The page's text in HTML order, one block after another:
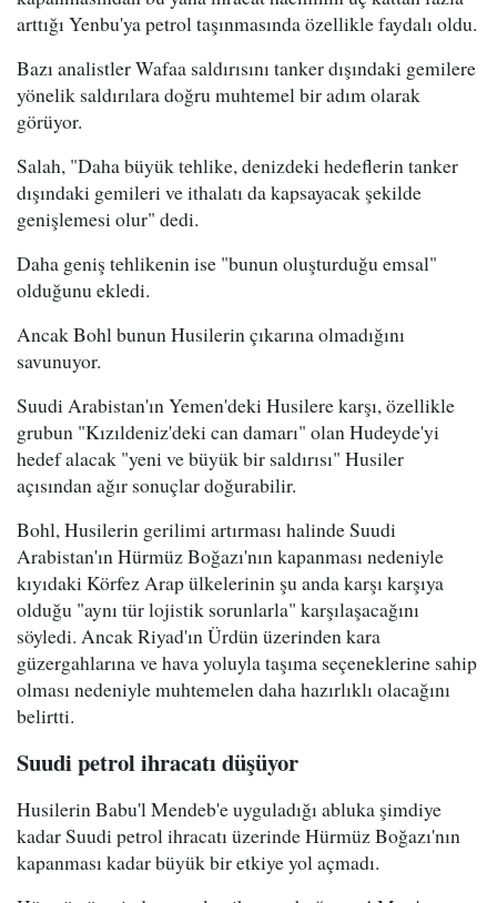
arttığı Yenbu'ya petrol taşınmasında özellikle faydalı oldu.
Bazı analistler Wafaa saldırısını tanker dışındaki gemilere
yönelik saldırılara doğru muhtemel bir adım olarak
görüyor.
Salah, "Daha büyük tehlike, denizdeki hedeflerin tanker
dışındaki gemileri ve ithalatı da kapsayacak şekilde
genişlemesi olur" dedi.
Daha geniş tehlikenin ise "bunun oluşturduğu emsal"
olduğunu ekledi.
Ancak Bohl bunun Husilerin çıkarına olmadığını
savunuyor.
Suudi Arabistan'ın Yemen'deki Husilere karşı, özellikle
grubun "Kızıldeniz'deki can damarı" olan Hudeyde'yi
hedef alacak "yeni ve büyük bir saldırısı" Husiler
açısından ağır sonuçlar doğurabilir.
Bohl, Husilerin gerilimi artırması halinde Suudi
Arabistan'ın Hürmüz Boğazı'nın kapanması nedeniyle
kıyıdaki Körfez Arap ülkelerinin şu anda karşı karşıya
olduğu "aynı tür lojistik sorunlarla" karşılaşacağını
söyledi. Ancak Riyad'ın Ürdün üzerinden kara
güzergahlarına ve hava yoluyla taşıma seçeneklerine sahip
olması nedeniyle muhtemelen daha hazırlıklı olacağını
belirtti.
Suudi petrol ihracatı düşüyor
Husilerin Babu'l Mendeb'e uyguladığı abluka şimdiye
kadar Suudi petrol ihracatı üzerinde Hürmüz Boğazı'nın
kapanması kadar büyük bir etkiye yol açmadı.